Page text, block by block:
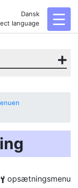
Dansk
language
B opsætningsmenu